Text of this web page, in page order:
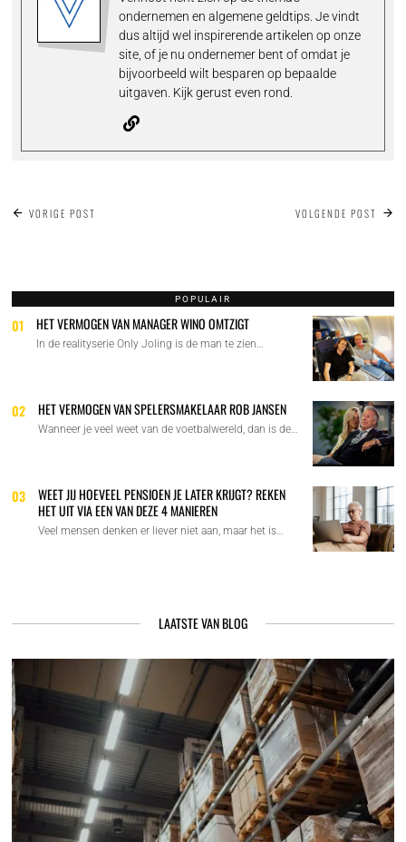
ondernemen en algemene geldtips. Je vindt
dus altijd wel inspirerende artikelen op onze
site, of je nu ondernemer bent of omdat je
bijvoorbeeld wilt besparen op bepaalde
uitgaven. Kijk gerust even rond.
BERICHT
VORIGE POST VOLGENDE POST
POPULAIR
01 HET VERMOGEN VAN MANAGER WINO OMTZIGT
In de realityserie Only Joling is de man te zien…
02 HET VERMOGEN VAN SPELERSMAKELAAR ROB JANSEN
Wanneer je veel weet van de voetbalwereld, dan is de…
03
WEET JIJ HOEVEEL PENSIOEN JE LATER KRIJGT? REKEN
HET UIT VIA EEN VAN DEZE 4 MANIEREN
Veel mensen denken er liever niet aan, maar het is…
LAATSTE VAN BLOG